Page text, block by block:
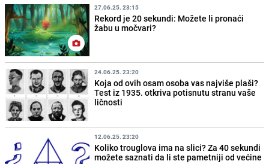
27.06.25. 23:15
Rekord je 20 sekundi: Možete li pronaći
žabu u močvari?
24.06.25. 23:20
Koja od ovih osam osoba vas najviše plaši?
Test iz 1935. otkriva potisnutu stranu vaše
ličnosti
12.06.25. 23:20
Koliko trouglova ima na slici? Za 40 sekundi
možete saznati da li ste pametniji od većine